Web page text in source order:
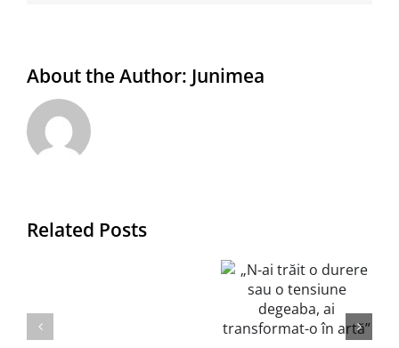
About the Author: Junimea
Related Posts
(să
„N-ai trăit